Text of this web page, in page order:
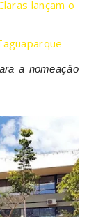
lançam o
a nomeação